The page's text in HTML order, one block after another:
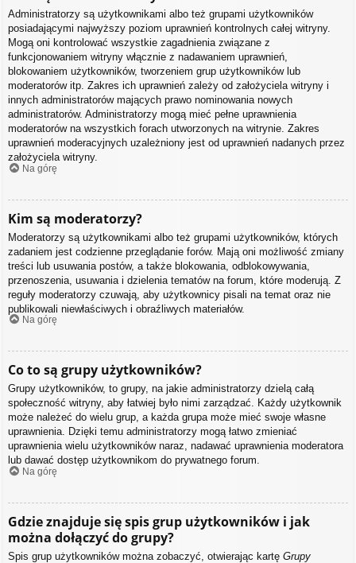
Administratorzy są użytkownikami albo też grupami użytkowników
posiadającymi najwyższy poziom uprawnień kontrolnych całej witryny.
Mogą oni kontrolować wszystkie zagadnienia związane z
funkcjonowaniem witryny włącznie z nadawaniem uprawnień,
blokowaniem użytkowników, tworzeniem grup użytkowników lub
moderatorów itp. Zakres ich uprawnień zależy od założyciela witryny i
innych administratorów mających prawo nominowania nowych
administratorów. Administratorzy mogą mieć pełne uprawnienia
moderatorów na wszystkich forach utworzonych na witrynie. Zakres
uprawnień moderacyjnych uzależniony jest od uprawnień nadanych przez
założyciela witryny.
Na górę
Kim są moderatorzy?
Moderatorzy są użytkownikami albo też grupami użytkowników, których
zadaniem jest codzienne przeglądanie forów. Mają oni możliwość zmiany
treści lub usuwania postów, a także blokowania, odblokowywania,
przenoszenia, usuwania i dzielenia tematów na forum, które moderują. Z
reguły moderatorzy czuwają, aby użytkownicy pisali na temat oraz nie
publikowali niewłaściwych i obraźliwych materiałów.
Na górę
Co to są grupy użytkowników?
Grupy użytkowników, to grupy, na jakie administratorzy dzielą całą
społeczność witryny, aby łatwiej było nimi zarządzać. Każdy użytkownik
może należeć do wielu grup, a każda grupa może mieć swoje własne
uprawnienia. Dzięki temu administratorzy mogą łatwo zmieniać
uprawnienia wielu użytkowników naraz, nadawać uprawnienia moderatora
lub dawać dostęp użytkownikom do prywatnego forum.
Na górę
Gdzie znajduje się spis grup użytkowników i jak
można dołączyć do grupy?
Spis grup użytkowników można zobaczyć, otwierając kartę Grupy